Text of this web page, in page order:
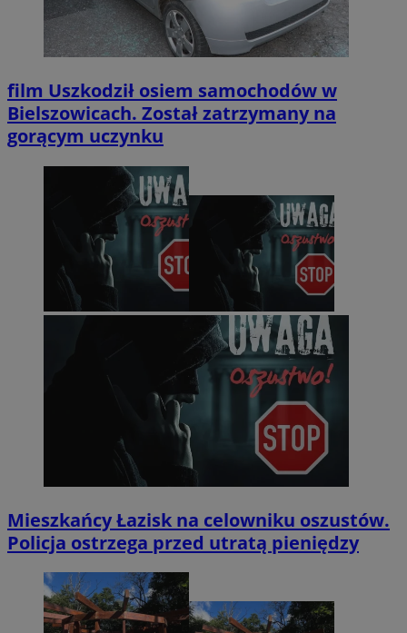
film Uszkodził osiem samochodów w
Bielszowicach. Został zatrzymany na
gorącym uczynku
Mieszkańcy Łazisk na celowniku oszustów.
Policja ostrzega przed utratą pieniędzy